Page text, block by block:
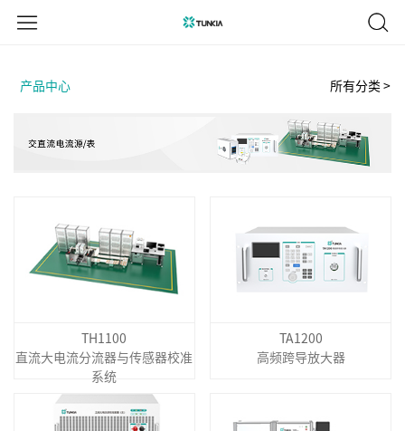
产品中心 所有分类 >
TH1100
直流大电流分流器与传感器校准
系统
TA1200
高频跨导放大器